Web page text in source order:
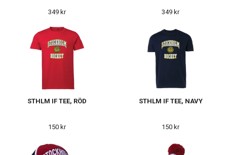
349 kr 349 kr
STHLM IF TEE, RÖD
150 kr
STHLM IF TEE, NAVY
150 kr